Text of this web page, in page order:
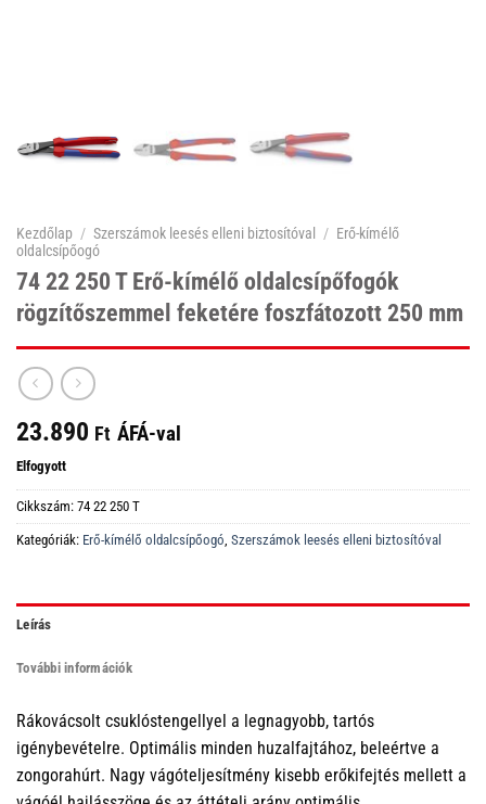
Kezdőlap / Szerszámok leesés elleni biztosítóval / Erő-kímélő
oldalcsípőogó
74 22 250 T Erő-kímélő oldalcsípőfogók
rögzítőszemmel feketére foszfátozott 250 mm
23.890 Ft ÁFÁ-val
Elfogyott
Cikkszám: 74 22 250 T
Kategóriák: Erő-kímélő oldalcsípőogó Szerszámok leesés elleni biztosítóval
Leírás
További információk
Rákovácsolt csuklóstengellyel a legnagyobb, tartós
igénybevételre. Optimális minden huzalfajtához, beleértve a
zongorahúrt. Nagy vágóteljesítmény kisebb erőkifejtés mellett a